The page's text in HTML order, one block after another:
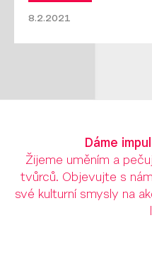
8.2.2021
Dáme
Žijeme uměním a
tvůrců. Objevujte s
své kulturní smysly na